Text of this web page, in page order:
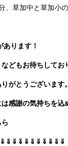
、草加中と草加小
ります！
どもお待ちしてお
がとうございます。
感謝の気持ちを込